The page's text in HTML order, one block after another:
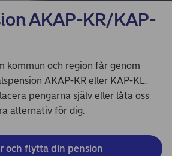
AKAP-KR/KAP-
kommun och region får genom
AKAP-KR eller KAP-KL.
pengarna själv eller låta oss
alternativ för dig.
och flytta din pension